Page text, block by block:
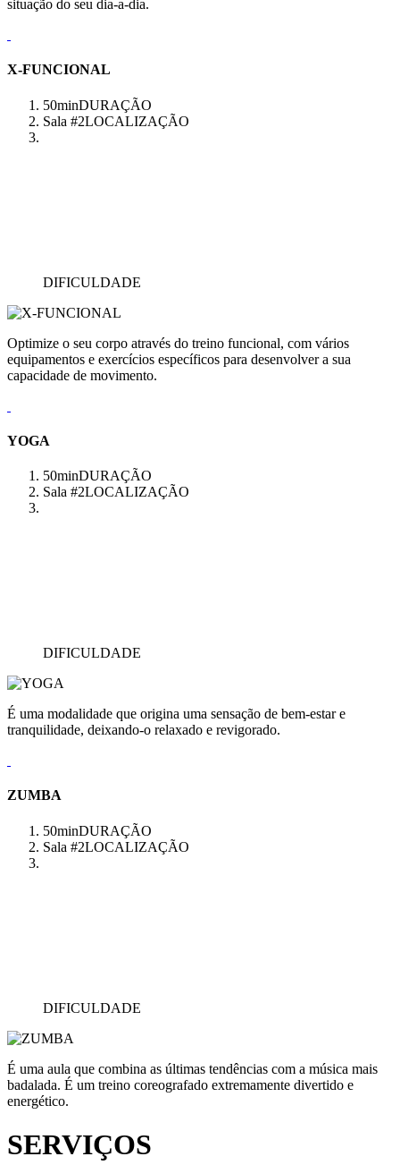
situação do seu dia-a-dia.
X-FUNCIONAL
50minDURAÇÃO
Sala #2LOCALIZAÇÃO
DIFICULDADE
Optimize o seu corpo através do treino funcional, com vários
equipamentos e exercícios específicos para desenvolver a sua
capacidade de movimento.
YOGA
50minDURAÇÃO
Sala #2LOCALIZAÇÃO
DIFICULDADE
É uma modalidade que origina uma sensação de bem-estar e
tranquilidade, deixando-o relaxado e revigorado.
ZUMBA
50minDURAÇÃO
Sala #2LOCALIZAÇÃO
DIFICULDADE
É uma aula que combina as últimas tendências com a música mais
badalada. É um treino coreografado extremamente divertido e
energético.
SERVIÇOS